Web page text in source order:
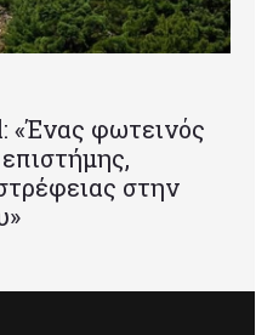
«Ένας φωτεινός
στην